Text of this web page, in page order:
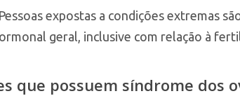
Pessoas expostas a condições extremas
geral, inclusive com relação à
que possuem síndrome dos